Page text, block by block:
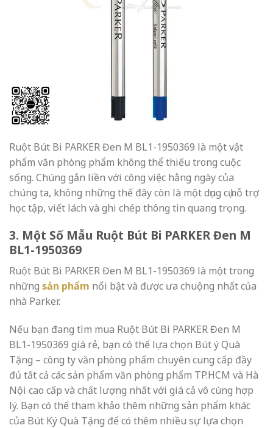
Ruột Bút Bi PARKER Đen M BL1-1950369 là một vật
phẩm văn phòng phẩm không thể thiếu trong cuộc
sống. Chúng gắn liền với công việc hằng ngày của
chúng ta, không những thế đây còn là một dụng cụ hỗ trợ
học tập, viết lách và ghi chép thông tin quang trọng.
3. Một Số Mẫu Ruột Bút Bi PARKER Đen M
BL1-1950369
Ruột Bút Bi PARKER Đen M BL1-1950369 là một trong
những sản phẩm nổi bật và được ưa chuộng nhất của
nhà Parker.
Nếu bạn đang tìm mua Ruột Bút Bi PARKER Đen M
BL1-1950369 giá rẻ, bạn có thể lựa chọn Bút ý Quà
Tặng – công ty văn phòng phẩm chuyên cung cấp đầy
đủ tất cả các sản phẩm văn phòng phẩm TP.HCM và Hà
Nội cao cấp và chất lượng nhất với giá cả vô cùng hợp
lý. Bạn có thể tham khảo thêm những sản phẩm khác
của Bút Ký Quà Tặng để có thêm nhiều sự lựa chọn